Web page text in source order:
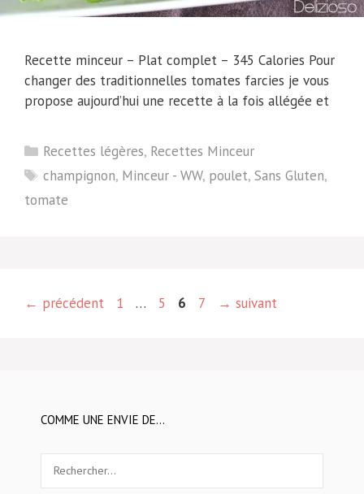
Recette minceur – Plat complet – 345 Calories Pour
changer des traditionnelles tomates farcies je vous
propose aujourd’hui une recette à la fois allégée et
Catégories
Recettes légères, Recettes Minceur
Étiquettes
champignon, Minceur - WW, poulet,Sans Gluten,
tomate
← précédent Page
1 … Page
5 Page
6 Page
7 → suivant
COMME UNE ENVIE DE…